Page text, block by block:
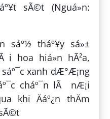
sÃ©t (Nguá»n:
sáº½ tháº¥y sá»±
i hoa hiá»n hÃ²a,
sáº¯c xanh dÆ°Æ¡ng
cháº¯n lÃ nÆ¡i
khi Äáº¿n thÄm
sÃ©t